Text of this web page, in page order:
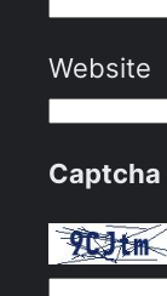
Website
Captcha